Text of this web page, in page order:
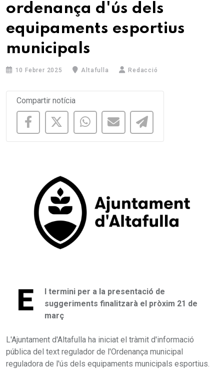
ordenança d'ús dels
equipaments esportius
municipals
10 Febrer 2025 Altafulla Redacció
Compartir notícia
E
l termini per a la presentació de
suggeriments finalitzarà el pròxim 21 de
març
L'Ajuntament d'Altafulla ha iniciat el tràmit d'informació
pública del text regulador de l'Ordenança municipal
reguladora de l'ús dels equipaments municipals esportius.